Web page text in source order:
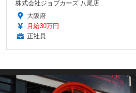
株式会社ジョブカーズ 八尾店
大阪府
月給30万円
正社員